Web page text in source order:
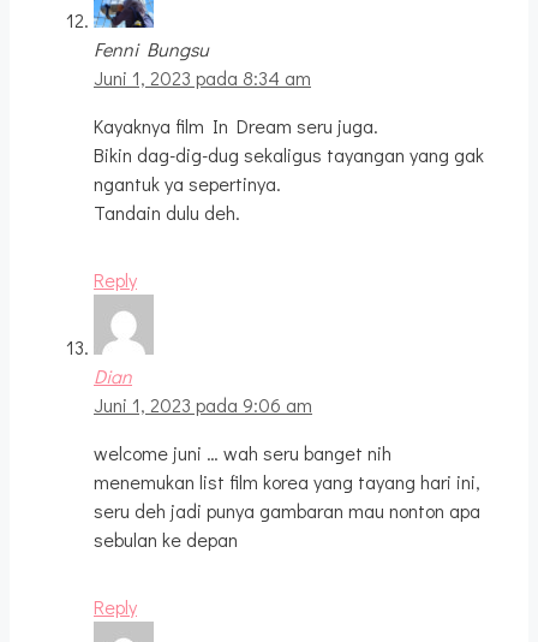
Fenni Bungsu
Juni 1, 2023 pada 8:34 am
Kayaknya film In Dream seru juga.
Bikin dag-dig-dug sekaligus tayangan yang gak
ngantuk ya sepertinya.
Tandain dulu deh.
Reply
Dian
Juni 1, 2023 pada 9:06 am
welcome juni … wah seru banget nih
menemukan list film korea yang tayang hari ini,
seru deh jadi punya gambaran mau nonton apa
sebulan ke depan
Reply